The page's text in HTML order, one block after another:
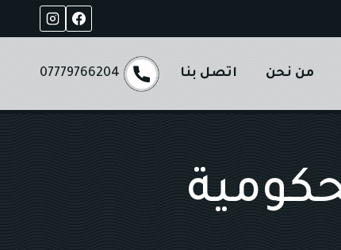
من نحن اتصل بنا 07779766204